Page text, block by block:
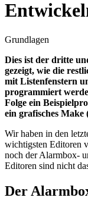
Grundlagen
Dies ist der dritte
gezeigt, wie die
mit Listenfenstern
programmiert
Folge ein
ein grafisches
Wir haben in den
wichtigsten Editoren
noch der Alarmbox-
Editoren sind nicht
Der